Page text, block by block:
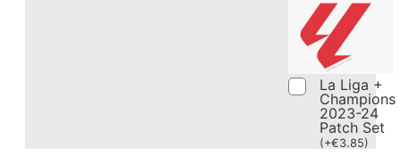
La Liga +
Champions
2023-24
Patch Set
(+€3.85)